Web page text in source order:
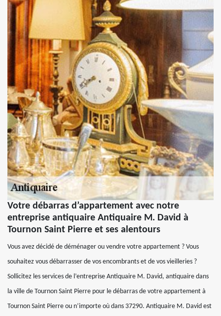
Votre débarras d’appartement avec notre
entreprise antiquaire Antiquaire M. David à
Tournon Saint Pierre et ses alentours
Vous avez décidé de déménager ou vendre votre appartement ? Vous
souhaitez vous débarrasser de vos encombrants et de vos vieilleries ?
Sollicitez les services de l’entreprise Antiquaire M. David, antiquaire dans
la ville de Tournon Saint Pierre pour le débarras de votre appartement à
Tournon Saint Pierre ou n’importe où dans 37290. Antiquaire M. David est